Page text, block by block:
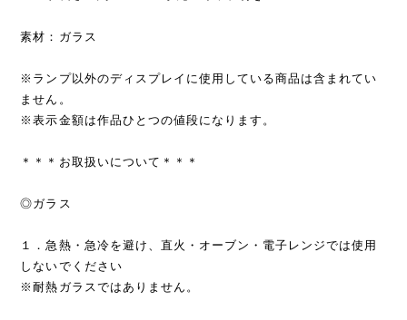
素材：ガラス
※ランプ以外のディスプレイに使用している商品は含まれてい
ません。
※表示金額は作品ひとつの値段になります。
＊＊＊お取扱いについて＊＊＊
◎ガラス
１．急熱・急冷を避け、直火・オーブン・電子レンジでは使用
しないでください
※耐熱ガラスではありません。